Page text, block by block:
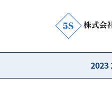
2023